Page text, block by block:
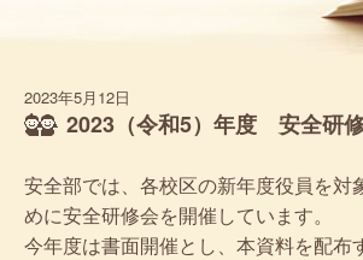
2023年5月12日
2023（令和5）年度 安全研
安全部では、各校区の新年度役員を対
めに安全研修会を開催しています。
今年度は書面開催とし、本資料を配布